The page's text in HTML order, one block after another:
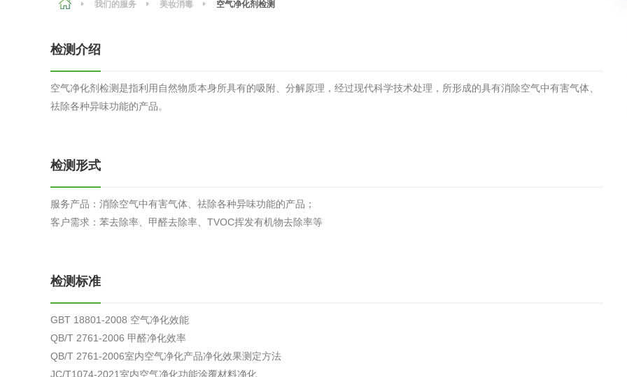
农副产品
专项服务
海洋测绘 摄影测量与
我们的服务 美妆消毒 空气净化剂检测
检测介绍
空气净化剂检测是指利用自然物质本身所具有的吸附、分解原理，经过现代科学技术处理，所形成的具有消除空气中有害气体、
祛除各种异味功能的产品。
检测形式
服务产品： 消除空气中有害气体、祛除各种异味功能的产品；
客户需求： 苯去除率、甲醛去除率、TVOC挥发有机物去除率等
检测标准
GBT 18801-2008 空气净化效能
QB/T 2761-2006 甲醛净化效率
QB/T 2761-2006室内空气净化产品净化效果测定方法
JC/T1074-2021室内空气净化功能涂覆材料净化